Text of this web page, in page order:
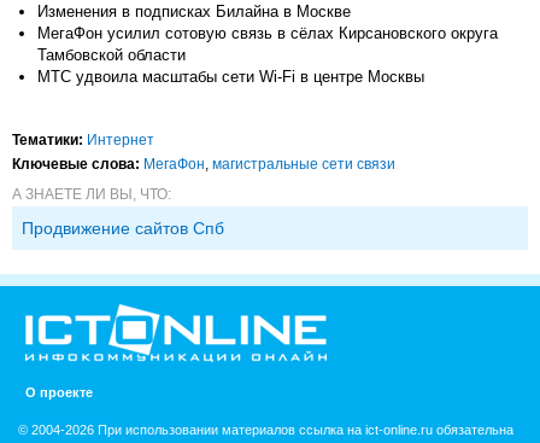
Изменения в подписках Билайна в Москве
МегаФон усилил сотовую связь в сёлах Кирсановского округа
Тамбовской области
МТС удвоила масштабы сети Wi-Fi в центре Москвы
Тематики: Интернет
Ключевые слова: МегаФон, магистральные сети связи
А ЗНАЕТЕ ЛИ ВЫ, ЧТО:
Продвижение сайтов Спб
О проекте
© 2004-2026 При использовании материалов ссылка на ict-online.ru обязательна